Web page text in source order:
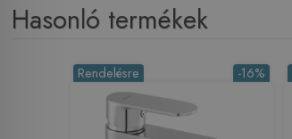
Hasonló termékek
-16%
Rendelésre